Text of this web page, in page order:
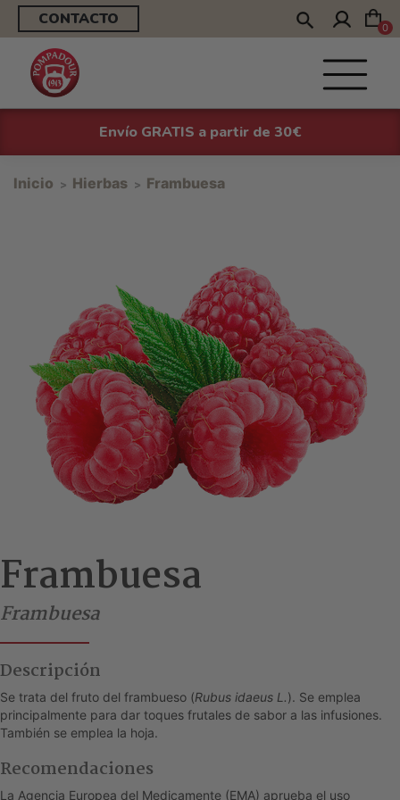
CONTACTO 0
Envío GRATIS a partir de 30€
Inicio Hierbas Frambuesa
Frambuesa
Frambuesa
Descripción
Se trata del fruto del frambueso (Rubus idaeus L.). Se emplea
principalmente para dar toques frutales de sabor a las infusiones.
También se emplea la hoja.
Recomendaciones
La Agencia Europea del Medicamente (EMA) aprueba el uso